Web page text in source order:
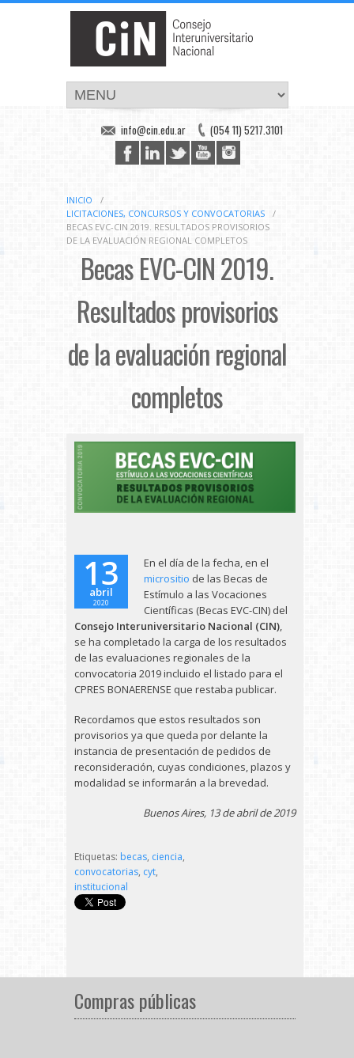
(054 11) 5217.3101
info@cin.edu.ar
INICIO
/
LICITACIONES, CONCURSOS Y CONVOCATORIAS
/
BECAS EVC-CIN 2019. RESULTADOS PROVISORIOS
DE LA EVALUACIÓN REGIONAL COMPLETOS
Becas EVC-CIN 2019.
Resultados provisorios
de la evaluación regional
completos
13
abril
2020
En el día de la fecha, en el
micrositio de las Becas de
Estímulo a las Vocaciones
Científicas (Becas EVC-CIN) del
Consejo Interuniversitario Nacional (CIN),
se ha completado la carga de los resultados
de las evaluaciones regionales de la
convocatoria 2019 incluido el listado para el
CPRES BONAERENSE que restaba publicar.
Recordamos que estos resultados son
provisorios ya que queda por delante la
instancia de presentación de pedidos de
reconsideración, cuyas condiciones, plazos y
modalidad se informarán a la brevedad.
Buenos Aires, 13 de abril de 2019
Etiquetas: becas, ciencia,
convocatorias, cyt,
institucional
Compras públicas